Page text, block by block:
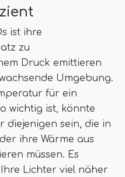
ist ihre
zu
Druck emittieren
Umgebung.
für ein
wichtig ist, könnte
diejenigen sein, die in
ihre Wärme aus
müssen. Es
Lichter viel näher